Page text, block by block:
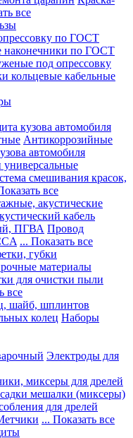
все
по ГОСТ
по ГОСТ
под опрессовку
кольцевые кабельные
кузова автомобиля
Антикоррозийные
автомобиля
смешивания красок,
все
акустические
кабель
ПГВА Провод
... Показать все
губки
материалы
для очистки пыли
все
шайб, шплинтов
колец Наборы
Электроды для
миксеры для дрелей
мешалки (миксеры)
для дрелей
... Показать все